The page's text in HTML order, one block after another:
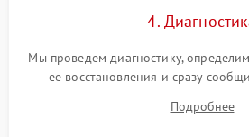
4.
Мы проведем диагностику,
ее восстановления и сразу
Подробнее